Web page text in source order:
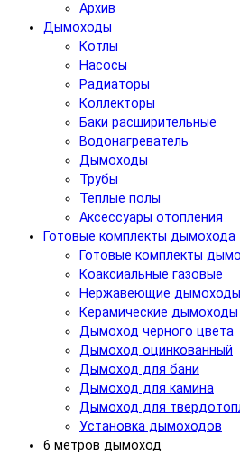
Архив
Дымоходы
Котлы
Насосы
Радиаторы
Коллекторы
Баки расширительные
Водонагреватель
Дымоходы
Трубы
Теплые полы
Аксессуары отопления
Готовые комплекты дымохода
Готовые комплекты
Коаксиальные газовые
Нержавеющие дымоходы
Керамические дымоходы
Дымоход черного цвета
Дымоход оцинкованный
Дымоход для бани
Дымоход для камина
Дымоход для
Установка дымоходов
6 метров дымоход